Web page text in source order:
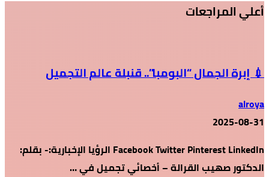
أعلي المراجعات
💉 إبرة الجمال “البومبا”.. قنبلة عالم التجميل
alroya
2025-08-31
Facebook Twitter Pinterest LinkedIn الرؤيا الإخبارية:- بقلم:
الدكتور صهيب القرالة – أخصائي تجميل في …